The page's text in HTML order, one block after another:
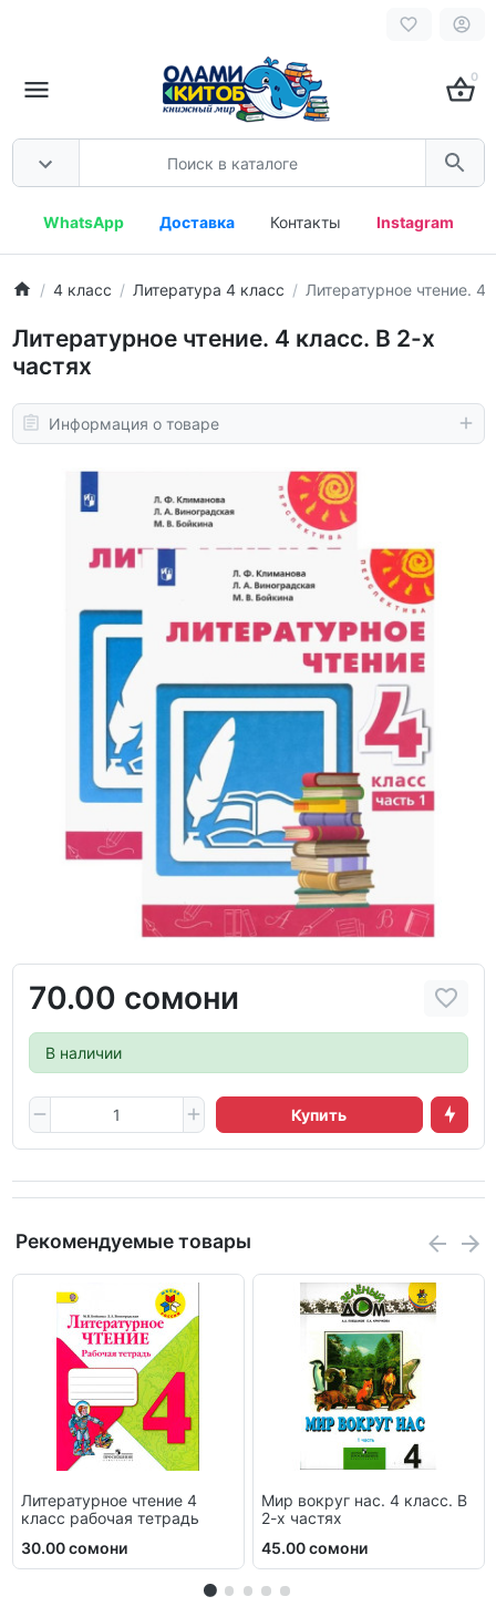
0
WhatsApp Доставка Контакты Instagram
4 класс Литература 4 класс Литературное чтение. 4
Литературное чтение. 4 класс. В 2-х
частях
Информация о товаре
70.00 сомони
В наличии
Купить
Рекомендуемые товары
Литературное чтение 4
класс рабочая тетрадь
30.00 сомони
Мир вокруг нас. 4 класс. В
2-х частях
45.00 сомони